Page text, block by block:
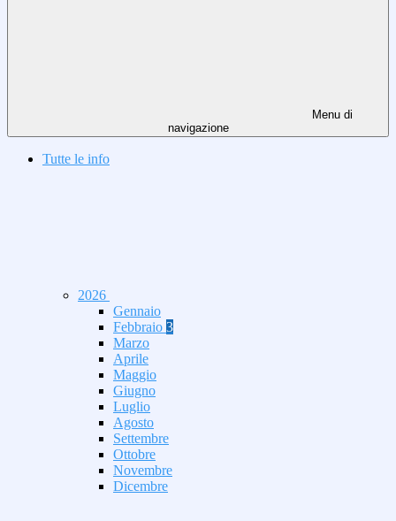
Menu di
navigazione
Tutte le info
2026
Gennaio
Febbraio 3
Marzo
Aprile
Maggio
Giugno
Luglio
Agosto
Settembre
Ottobre
Novembre
Dicembre